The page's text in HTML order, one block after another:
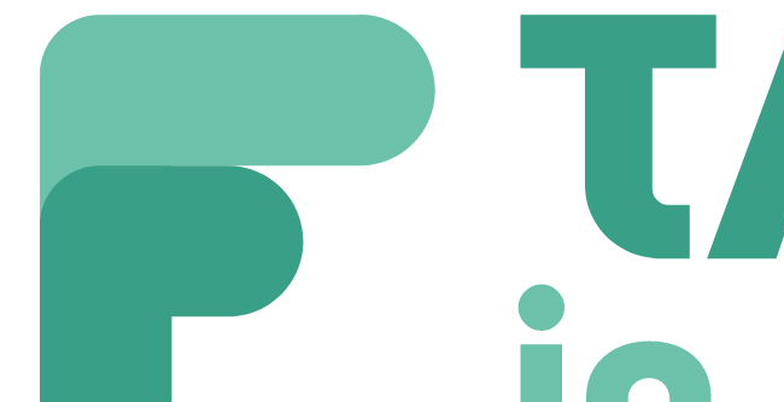
Chef(fe) De Projet - Dijon F/H
Full Time 01-08-2025